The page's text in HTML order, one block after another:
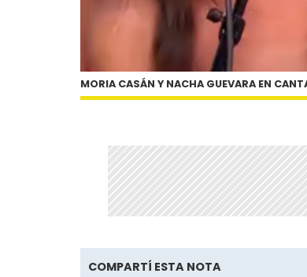
MORIA CASÁN Y NACHA GUEVARA EN
COMPARTÍ ESTA NOTA